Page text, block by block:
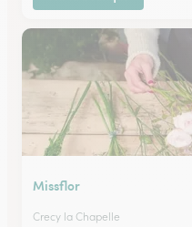
Missflor
Crecy la Chapelle